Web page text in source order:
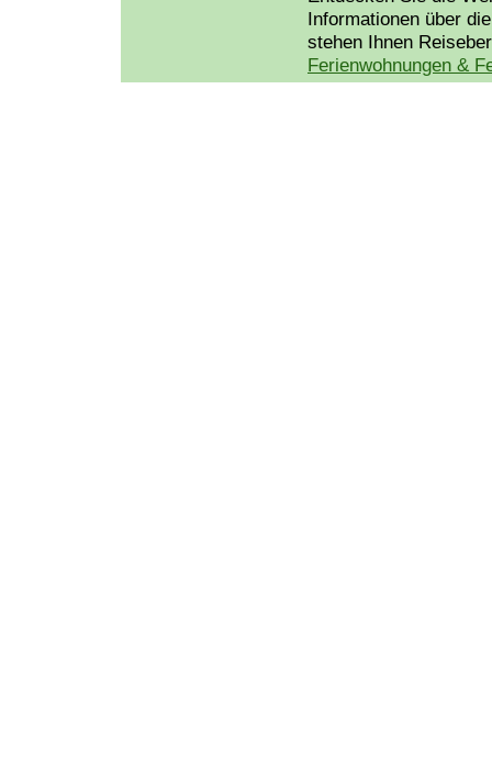
Informationen über
stehen Ihnen
Ferienwohnungen &